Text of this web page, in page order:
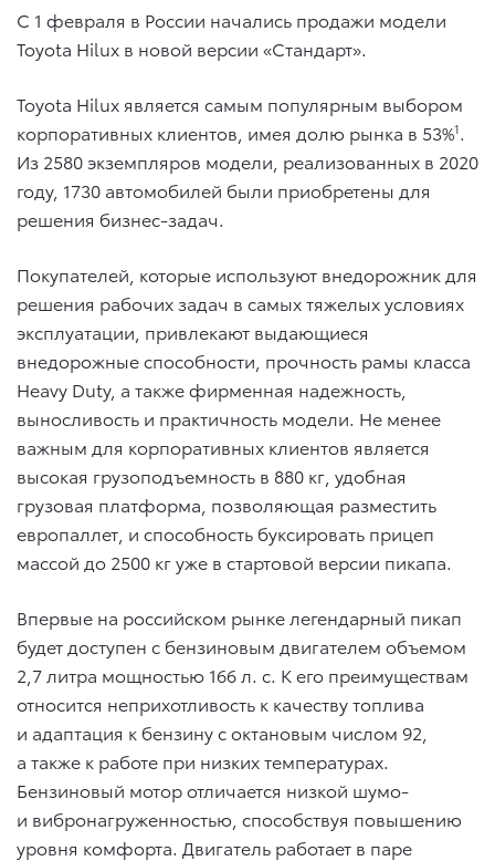
C 1 февраля в России начались продажи модели
Toyota Hilux в новой версии «Стандарт».
Toyota Hilux является самым популярным выбором
корпоративных клиентов, имея долю рынка в 53%1.
Из 2580 экземпляров модели, реализованных в 2020
году, 1730 автомобилей были приобретены для
решения бизнес-задач.
Покупателей, которые используют внедорожник для
решения рабочих задач в самых тяжелых условиях
эксплуатации, привлекают выдающиеся
внедорожные способности, прочность рамы класса
Heavy Duty, а также фирменная надежность,
выносливость и практичность модели. Не менее
важным для корпоративных клиентов является
высокая грузоподъемность в 880 кг, удобная
грузовая платформа, позволяющая разместить
европаллет, и способность буксировать прицеп
массой до 2500 кг уже в стартовой версии пикапа.
Впервые на российском рынке легендарный пикап
будет доступен с бензиновым двигателем объемом
2,7 литра мощностью 166 л. с. К его преимуществам
относится неприхотливость к качеству топлива
и адаптация к бензину с октановым числом 92,
а также к работе при низких температурах.
Бензиновый мотор отличается низкой шумо-
и вибронагруженностью, способствуя повышению
уровня комфорта. Двигатель работает в паре